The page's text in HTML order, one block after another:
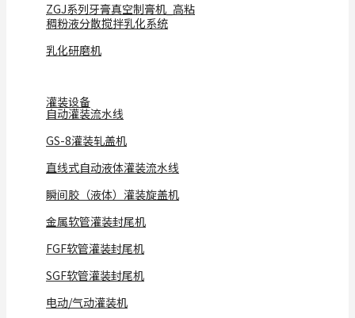
ZGJ系列牙膏真空制膏机_高粘
稠粉液分散搅拌乳化系统
乳化研磨机
灌装设备
自动灌装流水线
GS-8灌装轧盖机
直线式自动液体灌装流水线
瞬间胶（液体）灌装旋盖机
金属软管灌装封尾机
FGF软管灌装封尾机
SGF软管灌装封尾机
电动/气动灌装机